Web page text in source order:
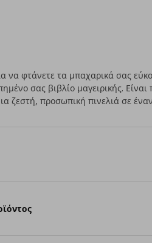
να φτάνετε τα μπαχαρικά σας
σας βιβλίο μαγειρικής. Είναι
ζεστή, προσωπική πινελιά σε